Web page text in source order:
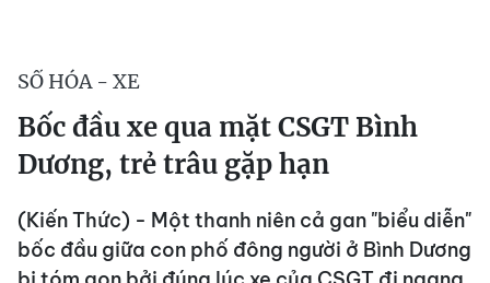
SỐ HÓA - XE
Bốc đầu xe qua mặt CSGT Bình
Dương, trẻ trâu gặp hạn
(Kiến Thức) - Một thanh niên cả gan "biểu diễn"
bốc đầu giữa con phố đông người ở Bình Dương